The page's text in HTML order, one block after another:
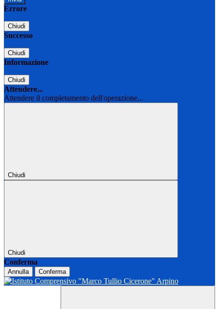
Errore
Chiudi
Successo
Chiudi
Informazione
Chiudi
Attendere...
Attendere il completamento dell'operazione...
Chiudi
Chiudi
Conferma
Annulla Conferma